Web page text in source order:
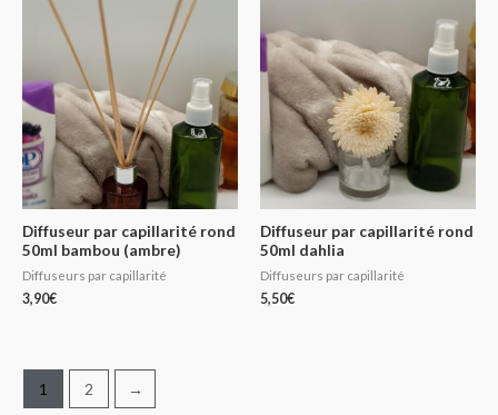
Diffuseur par capillarité rond
50ml bambou (ambre)
Diffuseurs par capillarité
3,90€
Diffuseur par capillarité rond
50ml dahlia
Diffuseurs par capillarité
5,50€
1 2 →